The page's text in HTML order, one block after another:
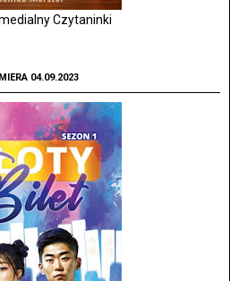
Czytaninki
04.09.2023